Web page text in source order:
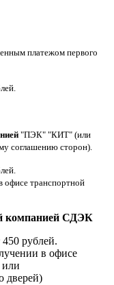
платежом первого
"ПЭК" "КИТ" (или
соглашению сторон).
офисе транспортной
компанией СДЭК
рублей.
в офисе
или
дверей)